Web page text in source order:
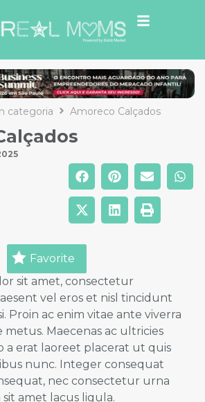
categoria Amoreco Calçados
Favorite
sit amet, consectetur
vel eros et nisl tincidunt
Proin ac enim vitae ante viverra
Maecenas ac ultricies
a erat laoreet placerat ut quis
nunc. Integer consequat
nec consectetur urna
amet lacus ligula.